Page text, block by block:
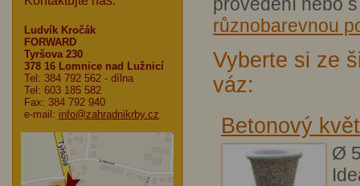
Ludvík Kročák
FORWARD
Tyršova 230
378 16 Lomnice nad Lužnicí
Tel: 384 792 562 - dílna
Tel: 603 185 582
Fax: 384 792 940
e-mail: info@zahradnikrby.cz
různobarevnou
Vyberte si ze
váz:
Betonový
Ø